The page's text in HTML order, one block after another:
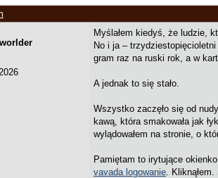
Myślałem kiedyś, że ludzie,
No i ja –
gram raz na ruski rok, a w
A jednak to się stało.
Wszystko zaczęło się od
kawą, która smakowała jak
wylądowałem na stronie, o
Pamiętam to irytujące
vavada logowanie.